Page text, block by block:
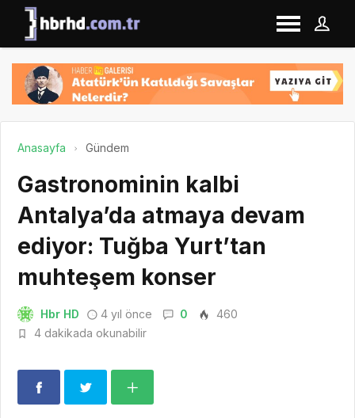
Anasayfa Gündem
Gastronominin kalbi
Antalya’da atmaya devam
ediyor: Tuğba Yurt’tan
muhteşem konser
Hbr HD 4 yıl önce 0
460
4 dakikada okunabilir